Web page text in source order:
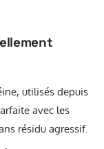
utilisés depuis
avec les
résidu agressif.